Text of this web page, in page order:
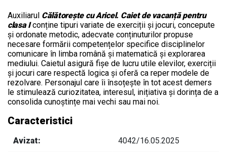
Auxiliarul Călătorește cu Aricel. Caiet de vacanță pentru
clasa Iconține tipuri variate de exerciții și jocuri, concepute
și ordonate metodic, adecvate conținuturilor propuse
necesare formării competențelor specifice disciplinelor
comunicare în limba română și matematică și explorarea
mediului. Caietul asigură fișe de lucru utile elevilor, exerciții
și jocuri care respectă logica și oferă ca reper modele de
rezolvare. Personajul care îi însoțește în tot acest demers
le stimulează curiozitatea, interesul, inițiativa și dorința de a
consolida cunoștințe mai vechi sau mai noi.
Caracteristici
Avizat: 4042/16.05.2025